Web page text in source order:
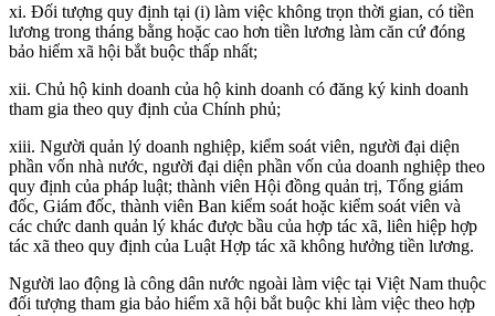
xi. Đối tượng quy định tại (i) làm việc không trọn thời gian, có tiền
lương trong tháng bằng hoặc cao hơn tiền lương làm căn cứ đóng
bảo hiểm xã hội bắt buộc thấp nhất;
xii. Chủ hộ kinh doanh của hộ kinh doanh có đăng ký kinh doanh
tham gia theo quy định của Chính phủ;
xiii. Người quản lý doanh nghiệp, kiểm soát viên, người đại diện
phần vốn nhà nước, người đại diện phần vốn của doanh nghiệp theo
quy định của pháp luật; thành viên Hội đồng quản trị, Tổng giám
đốc, Giám đốc, thành viên Ban kiểm soát hoặc kiểm soát viên và
các chức danh quản lý khác được bầu của hợp tác xã, liên hiệp hợp
tác xã theo quy định của Luật Hợp tác xã không hưởng tiền lương.
Người lao động là công dân nước ngoài làm việc tại Việt Nam thuộc
đối tượng tham gia bảo hiểm xã hội bắt buộc khi làm việc theo hợp